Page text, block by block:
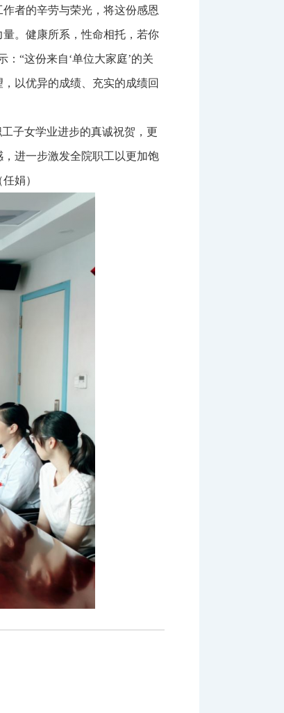
者的辛劳与荣光，将这份感恩
。健康所系，性命相托，若你
“这份来自‘单位大家庭’的关
以优异的成绩、充实的成绩回
子女学业进步的真诚祝贺，更
进一步激发全院职工以更加饱
娟）